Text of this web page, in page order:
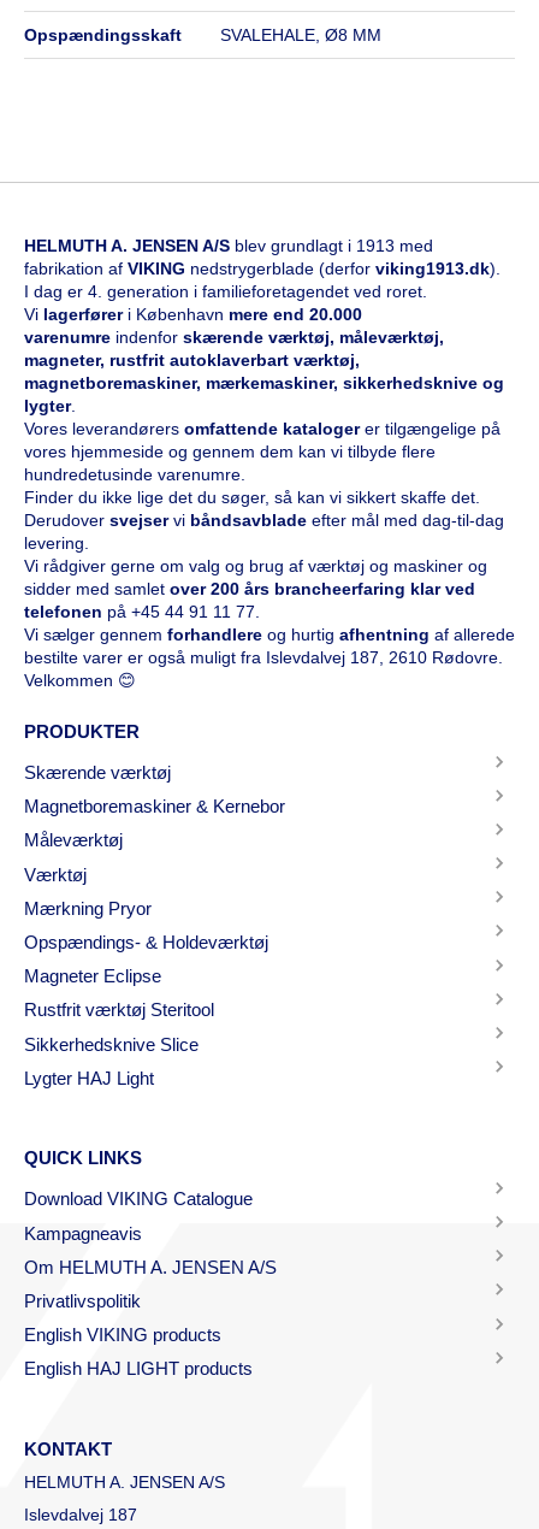
opspændingsskaft SVALEHALE, Ø8 MM
HELMUTH A. JENSEN A/S blev grundlagt i 1913 med
fabrikation af VIKING nedstrygerblade (derfor viking1913.dk).
I dag er 4. generation i familieforetagendet ved roret.
Vi lagerfører i København mere end 20.000
varenumre indenfor skærende værktøj, måleværktøj,
magneter, rustfrit autoklaverbart værktøj,
magnetboremaskiner, mærkemaskiner, sikkerhedsknive og
lygter.
Vores leverandørers omfattende katalogerer tilgængelige på
vores hjemmeside og gennem dem kan vi tilbyde flere
hundredetusinde varenumre.
Finder du ikke lige det du søger, så kan vi sikkert skaffe det.
Derudover svejservi båndsavblade efter mål med dag-til-dag
levering.
Vi rådgiver gerne om valg og brug af værktøj og maskiner og
sidder med samlet over 200 års brancheerfaring klar ved
telefonen på +45 44 91 11 77
Vi sælger gennem forhandlere og hurtig afhentning af allerede
bestilte varer er også muligt fra Islevdalvej 187, 2610 Rødovre.
Velkommen 😊
PRODUKTER
Skærende værktøj
Magnetboremaskiner & Kernebor
Måleværktøj
Værktøj
Mærkning Pryor
Opspændings- & Holdeværktøj
Magneter Eclipse
Rustfrit værktøj Steritool
Sikkerhedsknive Slice
Lygter HAJ Light
QUICK LINKS
Download VIKING Catalogue
Kampagneavis
Om HELMUTH A. JENSEN A/S
Privatlivspolitik
English VIKING products
English HAJ LIGHT products
KONTAKT
HELMUTH A. JENSEN A/S
Islevdalvej 187